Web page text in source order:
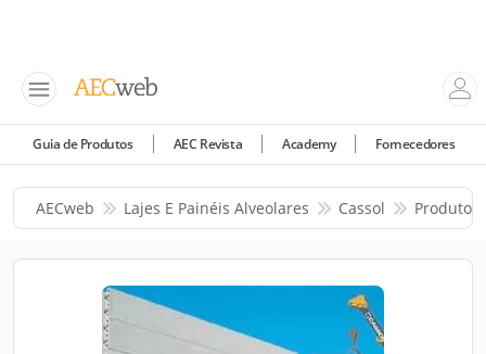
Guia de Produtos AEC Revista Academy Fornecedores
AECweb Lajes E Painéis Alveolares Cassol Produtos